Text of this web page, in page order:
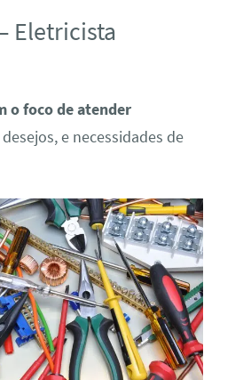
Eletricista
o foco de atender
e necessidades de